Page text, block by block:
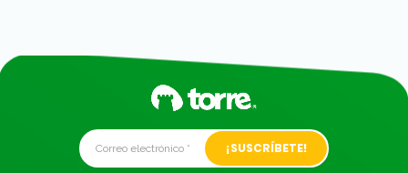
Alternative: